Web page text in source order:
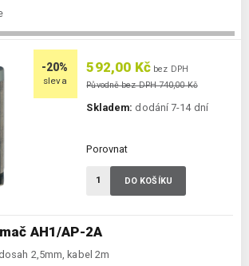
-20%
sleva
AH1/AP-2A
2,5mm, kabel 2m
592,00 Kč bez DPH
Původně bez DPH 740,00 Kč
Skladem: dodání 7-14 dní
Porovnat
DO KOŠÍKU